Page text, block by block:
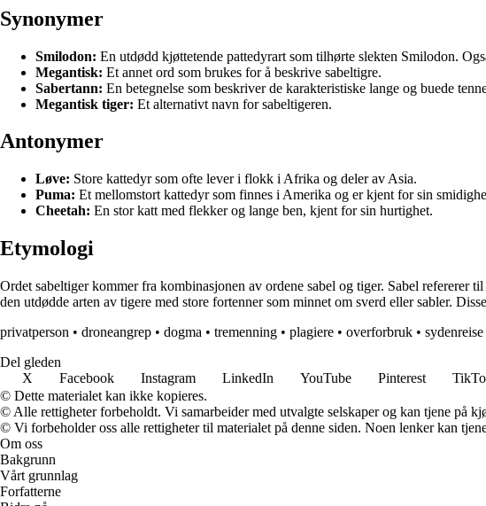
Synonymer
Smilodon: En utdødd kjøttetende pattedyrart som tilhørte slekten Smilodon.
Megantisk: Et annet ord som brukes for å beskrive sabeltigre.
Sabertann: En betegnelse som beskriver de karakteristiske lange og buede
Megantisk tiger: Et alternativt navn for sabeltigeren.
Antonymer
Løve: Store kattedyr som ofte lever i flokk i Afrika og deler av Asia.
Puma: Et mellomstort kattedyr som finnes i Amerika og er kjent for sin
Cheetah: En stor katt med flekker og lange ben, kjent for sin hurtighet.
Etymologi
Ordet sabeltiger kommer fra kombinasjonen av ordene sabel og tiger. Sabel refererer
den utdødde arten av tigere med store fortenner som minnet om sverd eller sabler.
privatperson • droneangrep • dogma • tremenning • plagiere • overforbruk • sydenreise
Del gleden
X
Facebook Instagram LinkedIn YouTube Pinterest
© Dette materialet kan ikke kopieres.
© Alle rettigheter forbeholdt. Vi samarbeider med utvalgte selskaper og kan tjene på
© Vi forbeholder oss alle rettigheter til materialet på denne siden. Noen lenker kan
Om oss
Bakgrunn
Vårt grunnlag
Forfatterne